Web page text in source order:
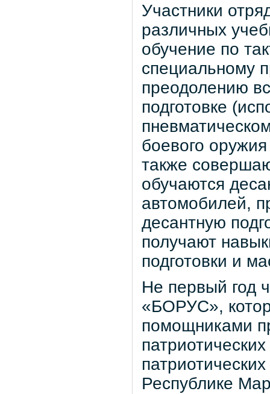
Участники
различных
обучение по
специальному
преодолению
подготовке
боевого
также
обучаются
автомобилей,
десантную
получают
подготовки и
Не первый год
«БОРУС»,
помощниками
Республике